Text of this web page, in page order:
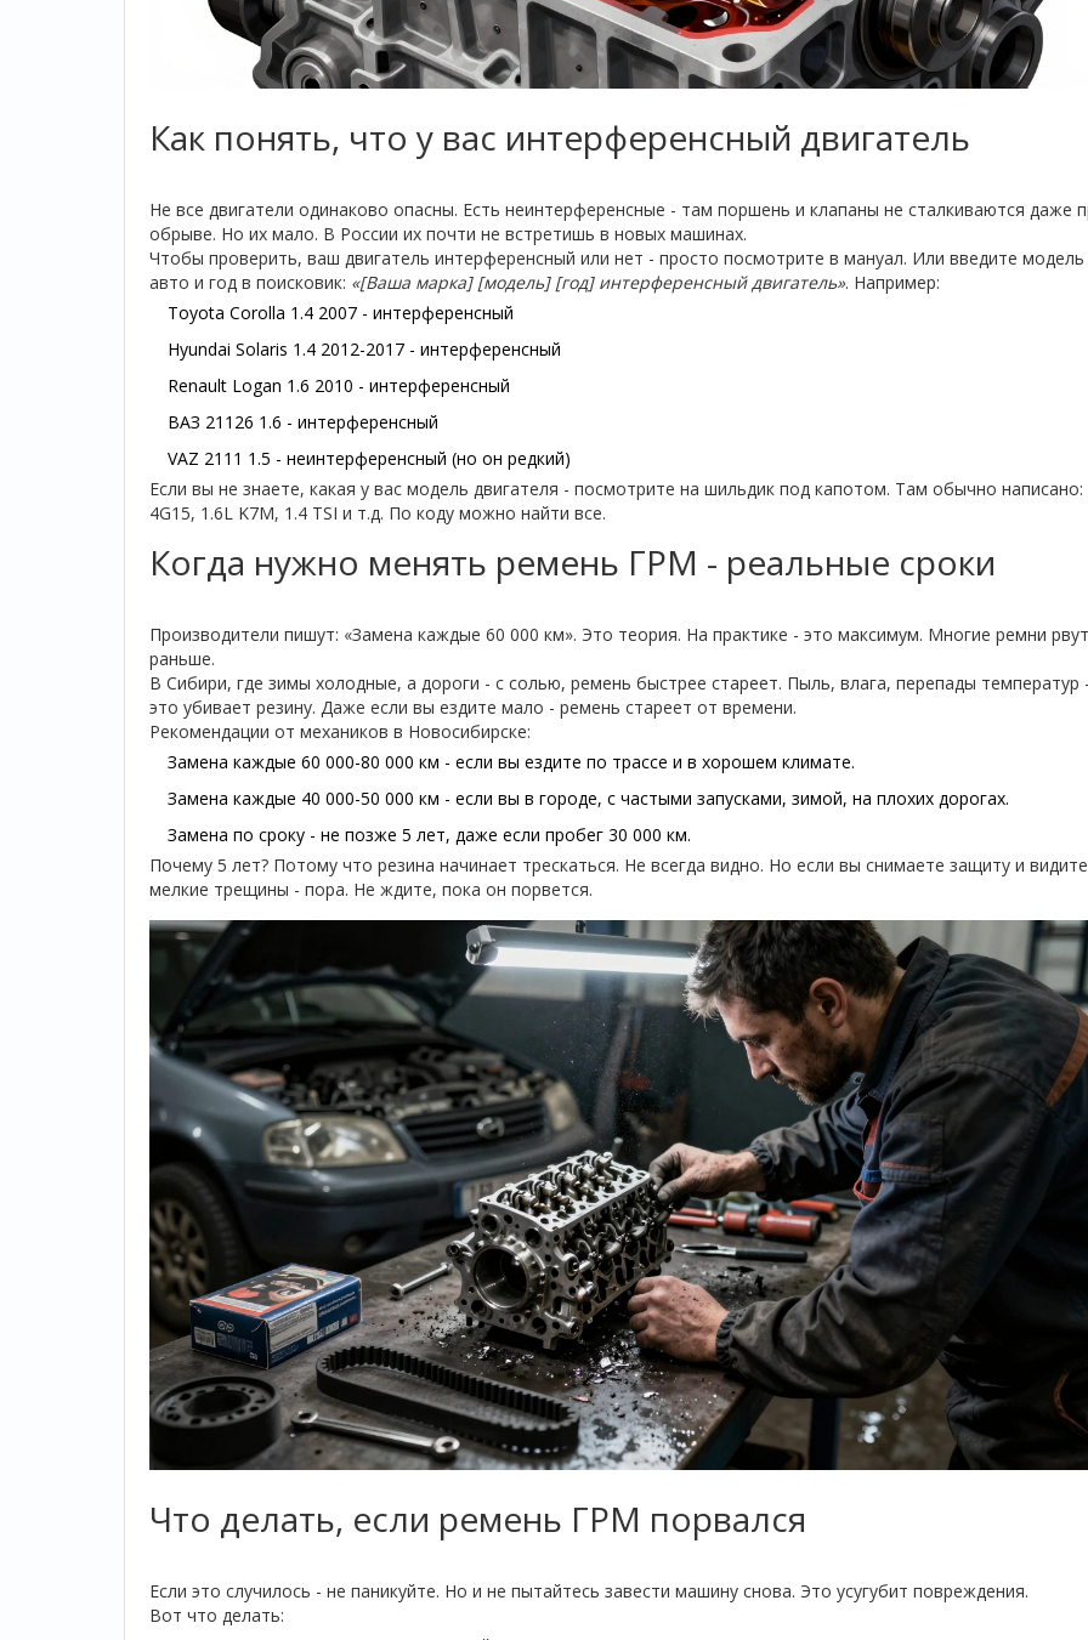
Как понять, что у вас интерференсный двигатель
Не все двигатели одинаково опасны. Есть неинтерференсные - там поршень и клапаны не сталкиваются даже
обрыве. Но их мало. В России их почти не встретишь в новых машинах.
Чтобы проверить, ваш двигатель интерференсный или нет - просто посмотрите в мануал. Или введите модель
авто и год в поисковик: «[Ваша марка] [модель] [год] интерференсный двигатель». Например:
Toyota Corolla 1.4 2007 - интерференсный
Hyundai Solaris 1.4 2012-2017 - интерференсный
Renault Logan 1.6 2010 - интерференсный
ВАЗ 21126 1.6 - интерференсный
VAZ 2111 1.5 - неинтерференсный (но он редкий)
Если вы не знаете, какая у вас модель двигателя - посмотрите на шильдик под капотом. Там обычно написано:
4G15, 1.6L K7M, 1.4 TSI и т.д. По коду можно найти все.
Когда нужно менять ремень ГРМ - реальные сроки
Производители пишут: «Замена каждые 60 000 км». Это теория. На практике - это максимум. Многие ремни
раньше.
В Сибири, где зимы холодные, а дороги - с солью, ремень быстрее стареет. Пыль, влага, перепады температур
это убивает резину. Даже если вы ездите мало - ремень стареет от времени.
Рекомендации от механиков в Новосибирске:
Замена каждые 60 000-80 000 км - если вы ездите по трассе и в хорошем климате.
Замена каждые 40 000-50 000 км - если вы в городе, с частыми запусками, зимой, на плохих дорогах.
Замена по сроку - не позже 5 лет, даже если пробег 30 000 км.
Почему 5 лет? Потому что резина начинает трескаться. Не всегда видно. Но если вы снимаете защиту и видите
мелкие трещины - пора. Не ждите, пока он порвется.
Что делать, если ремень ГРМ порвался
Если это случилось - не паникуйте. Но и не пытайтесь завести машину снова. Это усугубит повреждения.
Вот что делать: